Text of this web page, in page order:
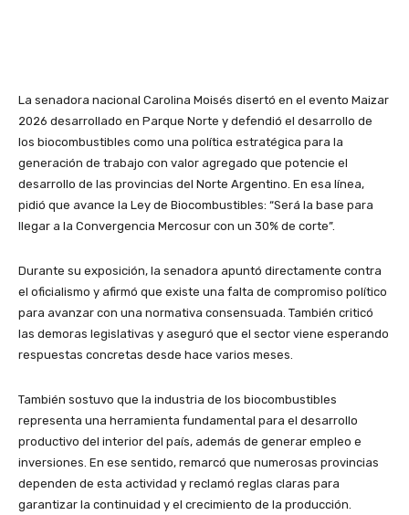
La senadora nacional Carolina Moisés disertó en el evento Maizar
2026 desarrollado en Parque Norte y defendió el desarrollo de
los biocombustibles como una política estratégica para la
generación de trabajo con valor agregado que potencie el
desarrollo de las provincias del Norte Argentino. En esa línea,
pidió que avance la Ley de Biocombustibles: “Será la base para
llegar a la Convergencia Mercosur con un 30% de corte”.
Durante su exposición, la senadora apuntó directamente contra
el oficialismo y afirmó que existe una falta de compromiso político
para avanzar con una normativa consensuada. También criticó
las demoras legislativas y aseguró que el sector viene esperando
respuestas concretas desde hace varios meses.
También sostuvo que la industria de los biocombustibles
representa una herramienta fundamental para el desarrollo
productivo del interior del país, además de generar empleo e
inversiones. En ese sentido, remarcó que numerosas provincias
dependen de esta actividad y reclamó reglas claras para
garantizar la continuidad y el crecimiento de la producción.